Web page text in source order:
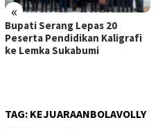
«
Bupati Serang Lepas 20
Peserta Pendidikan Kaligrafi
ke Lemka Sukabumi
TAG: KEJUARAANBOLAVOLLY